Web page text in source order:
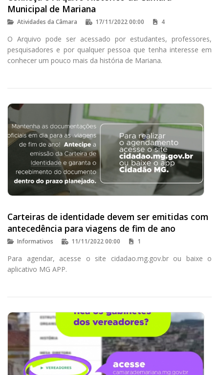
Municipal de Mariana
Atividades da Câmara 17/11/2022 00:00 4
O Arquivo pode ser acessado por estudantes, professores,
pesquisadores e por qualquer pessoa que tenha interesse em
conhecer um pouco mais da história de Mariana.
Carteiras de identidade devem ser emitidas com
antecedência para viagens de fim de ano
Informativos 11/11/2022 00:00 1
Para agendar, acesse o site cidadao.mg.gov.br ou baixe o
aplicativo MG APP.